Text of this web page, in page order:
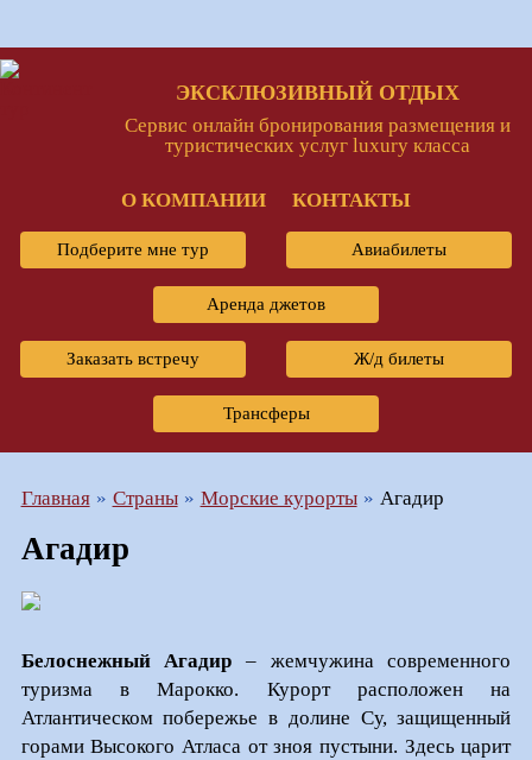
ЭКСКЛЮЗИВНЫЙ ОТДЫХ
Сервис онлайн бронирования размещения и
туристических услуг luxury класса
О КОМПАНИИ КОНТАКТЫ
Подберите мне тур Авиабилеты
Аренда джетов
Заказать встречу Ж/д билеты
Трансферы
Главная Страны Морские курорты Агадир
Агадир
Белоснежный Агадир – жемчужина современного
туризма в Марокко. Курорт расположен на
Атлантическом побережье в долине Су, защищенный
горами Высокого Атласа от зноя пустыни. Здесь царит